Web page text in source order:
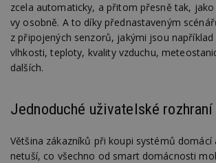
zcela automaticky, a přitom přesně tak,
vy osobně. A to díky přednastaveným
z připojených senzorů, jakými jsou
vlhkosti, teploty, kvality vzduchu,
dalších.
Jednoduché uživatelské rozhraní
Většina zákazníků při koupi systémů domácí
netuší, co všechno od smart domácnosti